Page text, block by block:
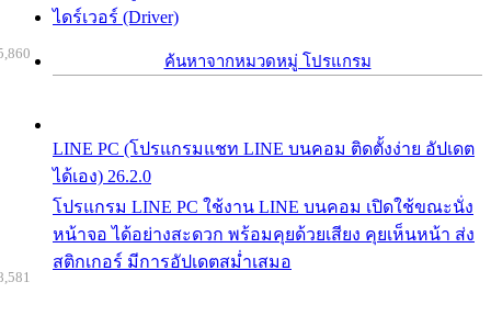
ไดร์เวอร์ (Driver)
ค้นหาจากหมวดหมู่ โปรแกรม
LINE PC (โปรแกรมแชท LINE บนคอม ติดตั้งง่าย อัปเดต
ได้เอง) 26.2.0
โปรแกรม LINE PC ใช้งาน LINE บนคอม เปิดใช้ขณะนั่ง
หน้าจอ ได้อย่างสะดวก พร้อมคุยด้วยเสียง คุยเห็นหน้า ส่ง
สติกเกอร์ มีการอัปเดตสม่ำเสมอ